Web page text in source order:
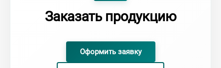
Заказать продукцию
Оформить заявку